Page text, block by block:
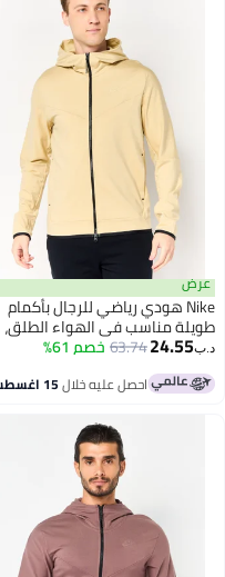
عرض
Nike هودي رياضي للرجال بأكمام
طويلة مناسب في الهواء الطلق،
بيج
د.ب‏24.55
63.74خصم 61%
احصل عليه خلال15 اغسطس